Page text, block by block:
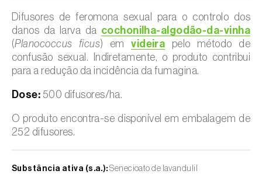
Difusores de feromona sexual para o controlo dos
danos da larva da cochonilha-algodão-da-vinha
(Planococcus ficus) emvideira pelo método de
confusão sexual. Indiretamente, o produto contribui
para a redução da incidência da fumagina.
Dose: 500 difusores/ha.
O produto encontra-se disponível em embalagem de
252 difusores.
Substância ativa (s.a.): Senecioato de lavandulil